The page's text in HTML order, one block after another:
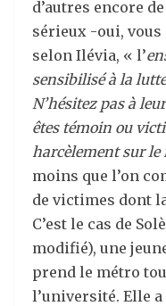
d’autres encore
sérieux -oui,
selon Ilévia, « l’
sensibilisé à la
N’hésitez pas à
êtes témoin ou
harcèlement sur le
moins que l’on
de victimes dont
C’est le cas de
modifié), une
prend le métro
l’université. Elle